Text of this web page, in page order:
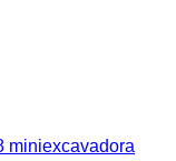
miniexcavadora